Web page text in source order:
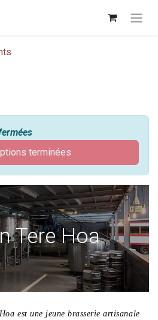
terminées
Tere Hoa
est une jeune brasserie artisanale